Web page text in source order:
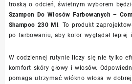
troską o odcień, świetnym wyborem
Szampon Do Włosów Farbowanych –
Shampoo 230 Ml. To produkt
po farbowaniu, aby kolor wyglądał lepiej i
W codziennej rutynie liczy się nie tylko
komfort skóry głowy i włosów.
pomaga utrzymać włókno włosa w